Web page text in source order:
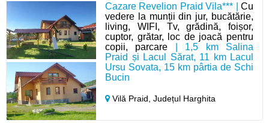
Cazare Revelion Praid Vila*** | Cu
vedere la munții din jur, bucătărie,
living, WIFI, Tv, grădină, foișor,
cuptor, grătar, loc de joacă pentru
copii, parcare | 1,5 km Salina
Praid și Lacul Sărat, 11 km Lacul
Ursu Sovata, 15 km pârtia de Schi
Bucin
Vilă Praid,Județul Harghita